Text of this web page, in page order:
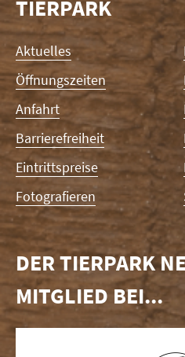
TIERPARK
Navigation
überspringen
Aktuelles
Öffnungszeiten
Anfahrt
Barrierefreiheit
Eintrittspreise
Fotografieren
DER TIERPARK
MITGLIED BEI...